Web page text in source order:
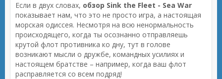
Если в двух словах, обзор Sink the Fleet - Sea War
показывает нам, что это не просто игра, а настоящая
морская одиссея. Несмотря на всю ненормальность
происходящего, когда ты осознанно отправляешь
крутой флот противника ко дну, тут в голове
возникают мысли о дружбе, командных усилиях и
настоящем братстве – например, когда ваш флот
расправляется со всем подряд!